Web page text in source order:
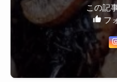
この記
フ